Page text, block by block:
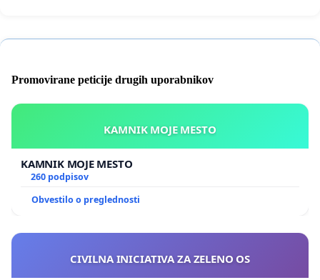
Promovirane peticije drugih uporabnikov
KAMNIK MOJE MESTO
KAMNIK MOJE MESTO
260 podpisov
Obvestilo o preglednosti
CIVILNA INICIATIVA ZA ZELENO OS